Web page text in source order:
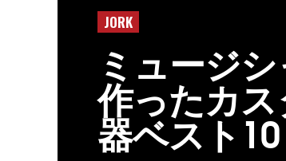
JORK
ミュージ
作ったカ
器ベスト10